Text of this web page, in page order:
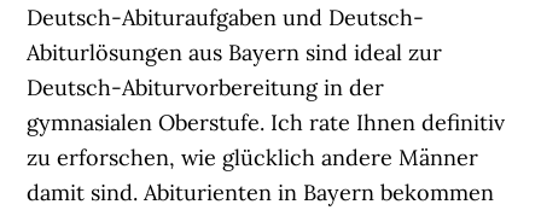
Deutsch-Abituraufgaben und Deutsch-
Abiturlösungen aus Bayern sind ideal zur
Deutsch-Abiturvorbereitung in der
gymnasialen Oberstufe. Ich rate Ihnen definitiv
zu erforschen, wie glücklich andere Männer
damit sind. Abiturienten in Bayern bekommen